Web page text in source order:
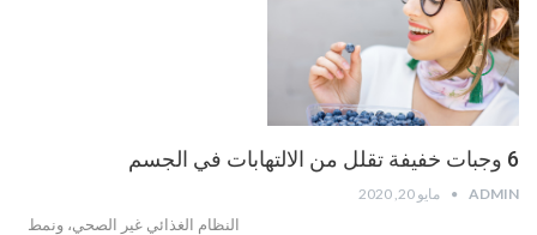
6 وجبات خفيفة تقلل من الالتهابات في الجسم
ADMIN مايو 20, 2020
النظام الغذائي غير الصحي، ونمط